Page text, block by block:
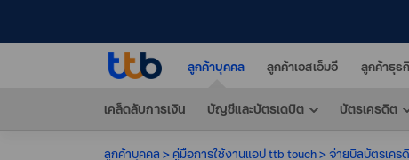
ลูกค้าบุคคล ลูกค้าเอสเอ็มอี ลูกค้าธุร
เคล็ดลับการเงิน บัญชีและบัตรเดบิต บัตรเครดิต
ลูกค้าบุคคล คู่มือการใช้งานแอป ttb touch จ่ายบิลบัตรเคร